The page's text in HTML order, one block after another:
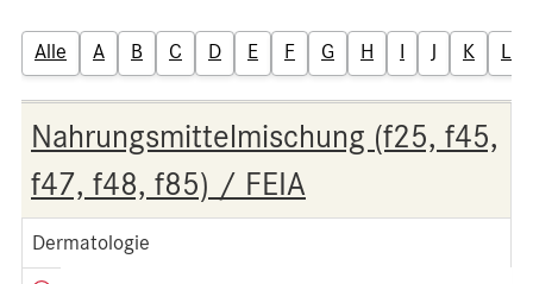
Alle A B C D E F G H I J K L
Nahrungsmittelmischung (f25, f45,
f47, f48, f85) / FEIA
Dermatologie